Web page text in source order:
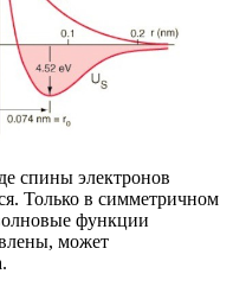
спины электронов
Только в симметричном
функции
может